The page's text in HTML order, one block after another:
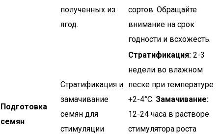
полученных из
ягод.
сортов. Обращайте
внимание на срок
годности и всхожесть.
Подготовка
семян
Стратификация и
замачивание
семян для
стимуляции
Стратификация: 2-3
недели во влажном
песке при температуре
+2-4°C. Замачивание:
12-24 часа в растворе
стимулятора роста